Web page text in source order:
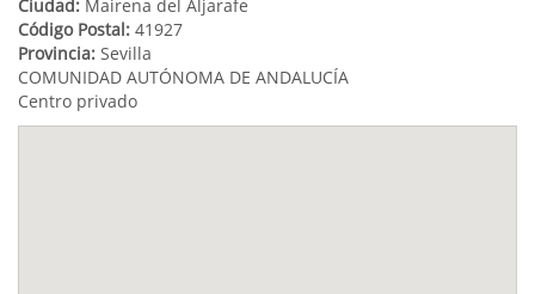
Ciudad: Mairena del Aljarafe
Código Postal: 41927
Provincia: Sevilla
COMUNIDAD AUTÓNOMA DE ANDALUCÍA
Centro privado